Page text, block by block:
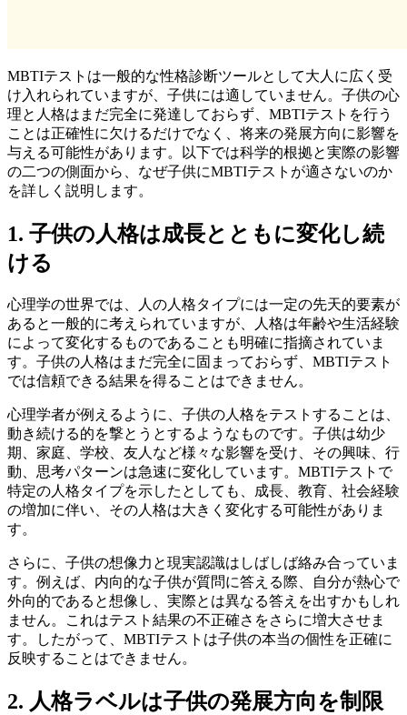
MBTIテストは一般的な性格診断ツールとして大人に広く受
け入れられていますが、子供には適していません。子供の心
理と人格はまだ完全に発達しておらず、MBTIテストを行う
ことは正確性に欠けるだけでなく、将来の発展方向に影響を
与える可能性があります。以下では科学的根拠と実際の影響
の二つの側面から、なぜ子供にMBTIテストが適さないのか
を詳しく説明します。
1. 子供の人格は成長とともに変化し続
ける
心理学の世界では、人の人格タイプには一定の先天的要素が
あると一般的に考えられていますが、人格は年齢や生活経験
によって変化するものであることも明確に指摘されていま
す。子供の人格はまだ完全に固まっておらず、MBTIテスト
では信頼できる結果を得ることはできません。
心理学者が例えるように、子供の人格をテストすることは、
動き続ける的を撃とうとするようなものです。子供は幼少
期、家庭、学校、友人など様々な影響を受け、その興味、行
動、思考パターンは急速に変化しています。MBTIテストで
特定の人格タイプを示したとしても、成長、教育、社会経験
の増加に伴い、その人格は大きく変化する可能性がありま
す。
さらに、子供の想像力と現実認識はしばしば絡み合っていま
す。例えば、内向的な子供が質問に答える際、自分が熱心で
外向的であると想像し、実際とは異なる答えを出すかもしれ
ません。これはテスト結果の不正確さをさらに増大させま
す。したがって、MBTIテストは子供の本当の個性を正確に
反映することはできません。
2. 人格ラベルは子供の発展方向を制限